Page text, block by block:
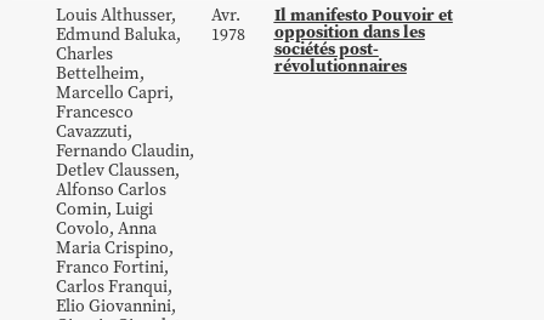
LouisAlthusser,
EdmundBaluka,
Charles
Bettelheim,
Marcello Capri,
Francesco
Cavazzuti,
Fernando Claudin,
DetlevClaussen,
Alfonso Carlos
Comin, Luigi
Covolo, Anna
MariaCrispino,
Franco Fortini,
CarlosFranqui,
Elio Giovannini,
Avr.
1978
Il manifesto Pouvoir et
opposition dans les
sociétés post-
révolutionnaires